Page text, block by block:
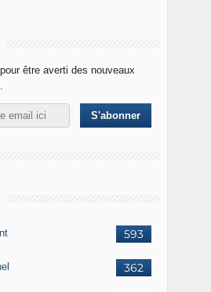
être averti des nouveaux
593
362